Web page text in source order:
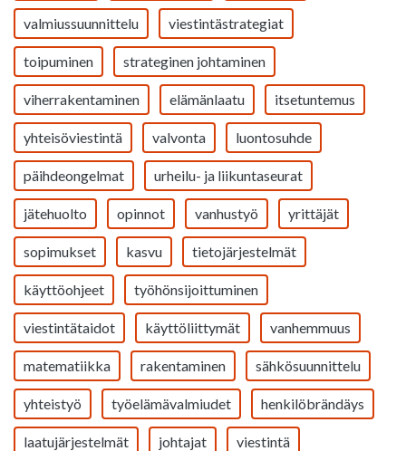
valmiussuunnittelu viestintästrategiat
toipuminen strateginen johtaminen
viherrakentaminen elämänlaatu itsetuntemus
yhteisöviestintä valvonta luontosuhde
päihdeongelmat urheilu- ja liikuntaseurat
jätehuolto opinnot vanhustyö yrittäjät
sopimukset kasvu tietojärjestelmät
käyttöohjeet työhönsijoittuminen
viestintätaidot käyttöliittymät vanhemmuus
matematiikka rakentaminen sähkösuunnittelu
yhteistyö työelämävalmiudet henkilöbrändäys
laatujärjestelmät johtajat viestintä